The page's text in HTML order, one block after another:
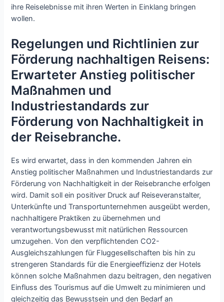
ihre Reiselebnisse mit ihren Werten in Einklang bringen
wollen.
Regelungen und Richtlinien zur
Förderung nachhaltigen Reisens:
Erwarteter Anstieg politischer
Maßnahmen und
Industriestandards zur
Förderung von Nachhaltigkeit in
der Reisebranche.
Es wird erwartet, dass in den kommenden Jahren ein
Anstieg politischer Maßnahmen und Industriestandards zur
Förderung von Nachhaltigkeit in der Reisebranche erfolgen
wird. Damit soll ein positiver Druck auf Reiseveranstalter,
Unterkünfte und Transportunternehmen ausgeübt werden,
nachhaltigere Praktiken zu übernehmen und
verantwortungsbewusst mit natürlichen Ressourcen
umzugehen. Von den verpflichtenden CO2-
Ausgleichszahlungen für Fluggesellschaften bis hin zu
strengeren Standards für die Energieeffizienz der Hotels
können solche Maßnahmen dazu beitragen, den negativen
Einfluss des Tourismus auf die Umwelt zu minimieren und
gleichzeitig das Bewusstsein und den Bedarf an